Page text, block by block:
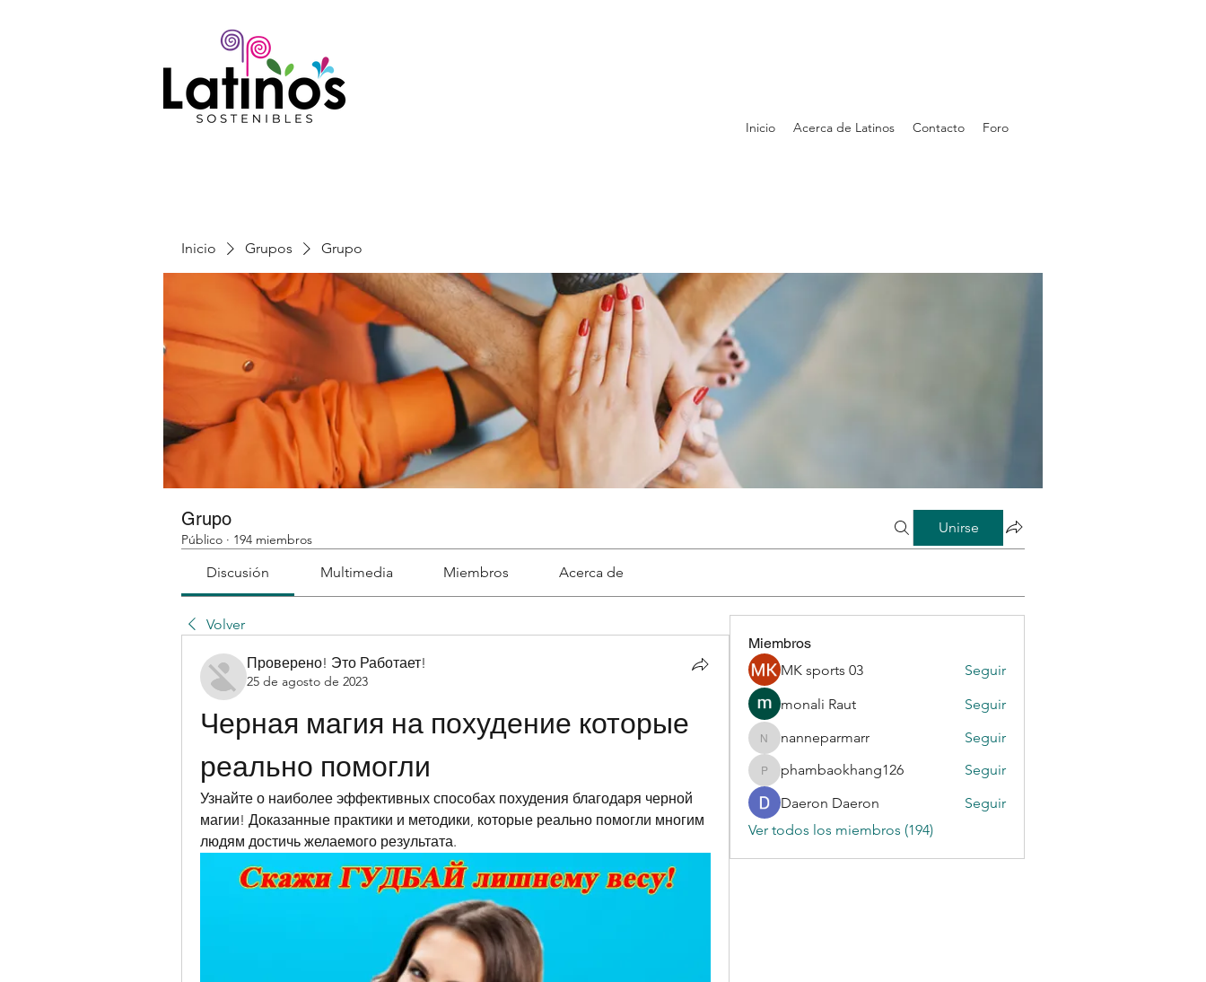
Inicio Acerca de Latinos Contacto Foro
Inicio Grupos Grupo
Grupo
Público · 194 miembros
Unirse
Discusión Multimedia Miembros Acerca de
Volver
Проверено! Это Работает!
25 de agosto de 2023
Черная магия на похудение которые
реально помогли
Узнайте о наиболее эффективных способах похудения благодаря черной
магии! Доказанные практики и методики, которые реально помогли многим
людям достичь желаемого результата.
Miembros
MK sports 03
Seguir
monali Raut
Seguir
nanneparmarr
nanneparmarr Seguir
phambaokhang126
phambaokhang126
Seguir
Daeron Daeron
Seguir
Ver todos los miembros (194)